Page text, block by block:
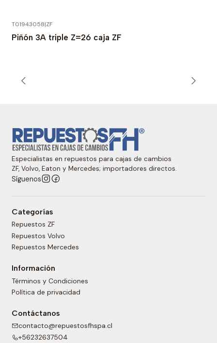
T01943058|ZF
Piñón 3A triple Z=26 caja ZF
Especialistas en repuestos para cajas de cambios
ZF, Volvo, Eaton y Mercedes; importadores directos.
Síguenos
Categorías
Repuestos ZF
Repuestos Volvo
Repuestos Mercedes
Información
Términos y Condiciones
Política de privacidad
Contáctanos
contacto@repuestosfhspa.cl
+56232637504